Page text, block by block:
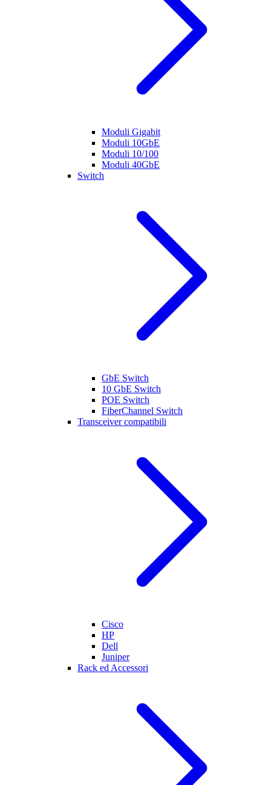
Moduli Gigabit
Moduli 10GbE
Moduli 10/100
Moduli 40GbE
Switch
GbE Switch
10 GbE Switch
POE Switch
FiberChannel Switch
Transceiver compatibili
Cisco
HP
Dell
Juniper
Rack ed Accessori